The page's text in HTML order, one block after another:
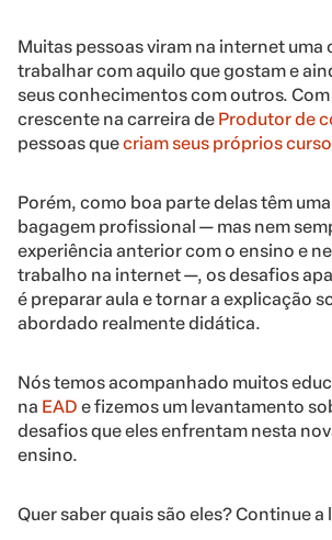
Muitas pessoas viram na internet
trabalhar com aquilo que gostam e
seus conhecimentos com outros. Com
crescente na carreira de Produtor de
pessoas quecriam seus próprios
Porém, como boa parte delas têm
bagagem profissional — mas nem
experiência anterior com o ensino e
trabalho na internet —, os desafios
é preparar aula e tornar a explicação
abordado realmente didática.
Nós temos acompanhado muitos
na EAD e fizemos um levantamento
desafios que eles enfrentam nesta
ensino.
Quer saber quais são eles? Continue